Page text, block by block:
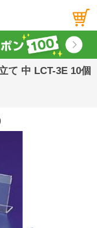
て 中 LCT-3E 10個